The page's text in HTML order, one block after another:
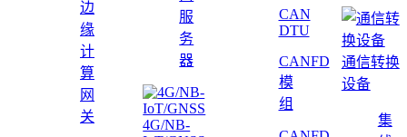
边
缘
计
算
网
关
服
务
器
4G/NB-
CAN
DTU
CANFD
模
组
通信转换
设备
集